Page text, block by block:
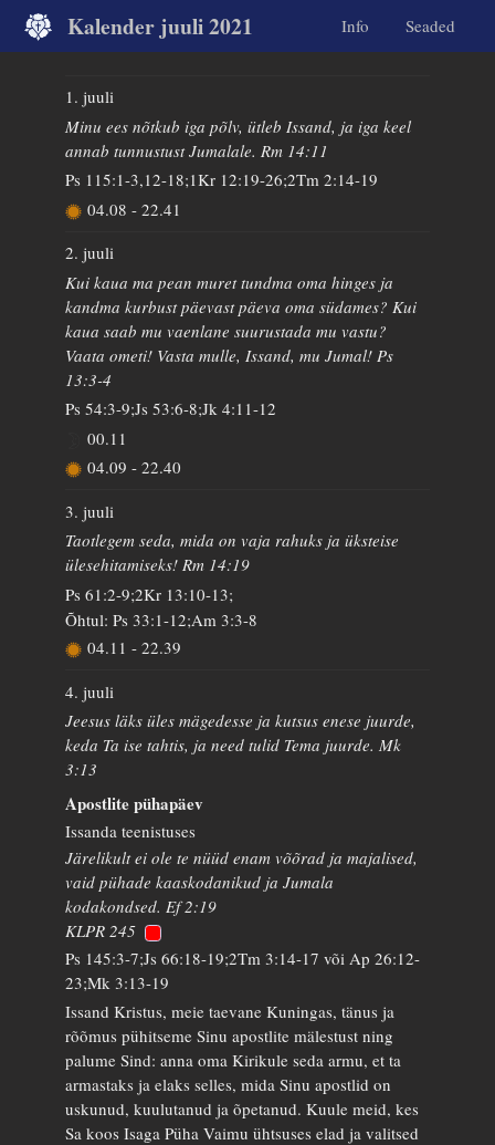
Kalender juuli 2021 Info Seaded
1. juuli
Minu ees nõtkub iga põlv, ütleb Issand, ja iga keel
annab tunnustust Jumalale. Rm 14:11
Ps 115:1-3,12-18;1Kr 12:19-26;2Tm 2:14-19
04.08 - 22.41
2. juuli
Kui kaua ma pean muret tundma oma hinges ja
kandma kurbust päevast päeva oma südames? Kui
kaua saab mu vaenlane suurustada mu vastu?
Vaata ometi! Vasta mulle, Issand, mu Jumal! Ps
13:3-4
Ps 54:3-9;Js 53:6-8;Jk 4:11-12
00.11
04.09 - 22.40
3. juuli
Taotlegem seda, mida on vaja rahuks ja üksteise
ülesehitamiseks! Rm 14:19
Ps 61:2-9;2Kr 13:10-13;
Õhtul: Ps 33:1-12;Am 3:3-8
04.11 - 22.39
4. juuli
Jeesus läks üles mägedesse ja kutsus enese juurde,
keda Ta ise tahtis, ja need tulid Tema juurde. Mk
3:13
Apostlite pühapäev
Issanda teenistuses
Järelikult ei ole te nüüd enam võõrad ja majalised,
vaid pühade kaaskodanikud ja Jumala
kodakondsed. Ef 2:19
KLPR 245
Ps 145:3-7;Js 66:18-19;2Tm 3:14-17 või Ap 26:12-
23;Mk 3:13-19
Issand Kristus, meie taevane Kuningas, tänus ja
rõõmus pühitseme Sinu apostlite mälestust ning
palume Sind: anna oma Kirikule seda armu, et ta
armastaks ja elaks selles, mida Sinu apostlid on
uskunud, kuulutanud ja õpetanud. Kuule meid, kes
Sa koos Isaga Püha Vaimu ühtsuses elad ja valitsed